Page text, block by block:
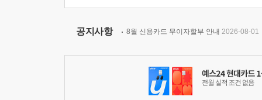
공지사항 8월 신용카드 무이자할부 안내 2026-08-01